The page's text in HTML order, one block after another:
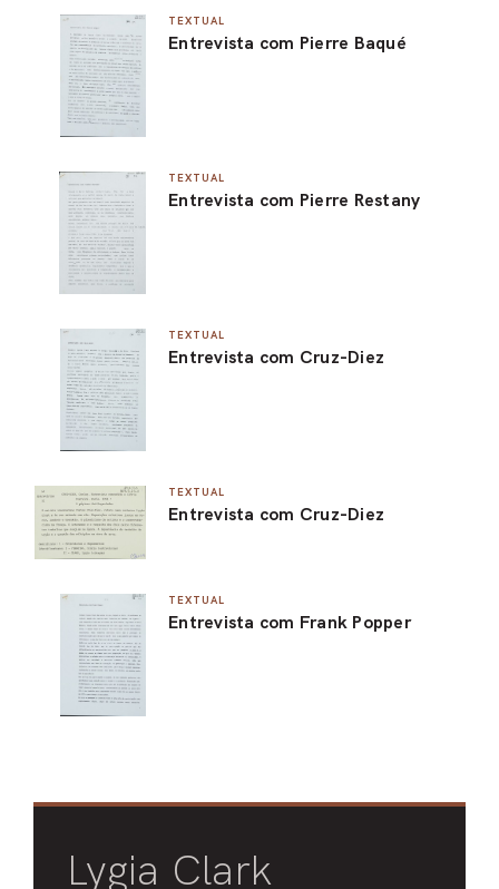
TEXTUAL
Entrevista com Pierre Baqué
TEXTUAL
Entrevista com Pierre Restany
TEXTUAL
Entrevista com Cruz-Diez
TEXTUAL
Entrevista com Cruz-Diez
TEXTUAL
Entrevista com Frank Popper
Lygia Clark